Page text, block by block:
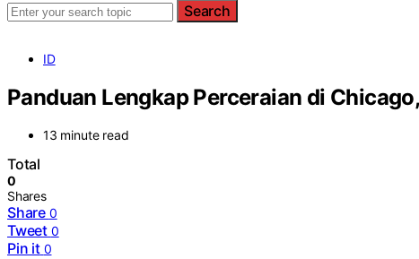
Search
ID
Panduan Lengkap Perceraian di
13 minute read
Total
0
Shares
Share 0
Tweet 0
Pin it 0